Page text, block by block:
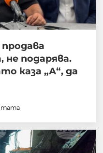
не подарява.
каза „А“, да